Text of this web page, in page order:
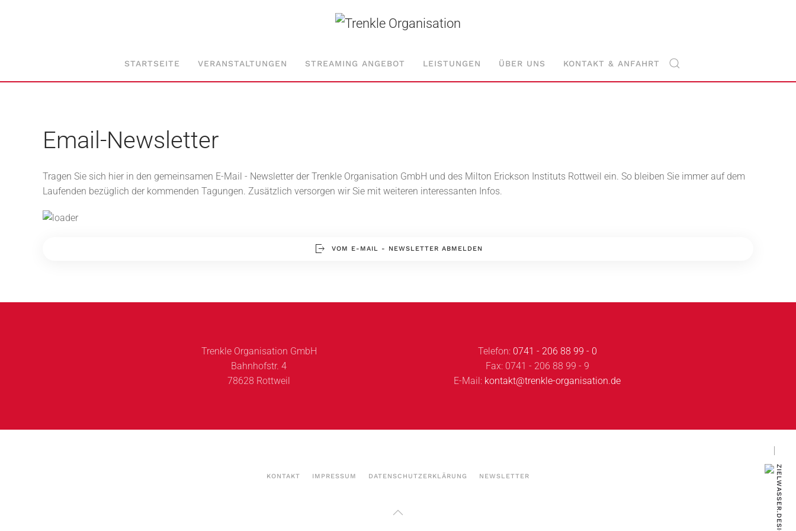
STARTSEITE VERANSTALTUNGEN STREAMING ANGEBOT LEISTUNGEN ÜBER UNS KONTAKT & ANFAHRT
Email-Newsletter
Tragen Sie sich hier in den gemeinsamen E-Mail - Newsletter der Trenkle Organisation GmbH und des Milton Erickson Instituts Rottweil ein. So bleiben Sie immer auf dem
Laufenden bezüglich der kommenden Tagungen. Zusätzlich versorgen wir Sie mit weiteren interessanten Infos.
VOM E-MAIL - NEWSLETTER ABMELDEN
Trenkle Organisation GmbH
Bahnhofstr. 4
78628 Rottweil
Telefon: 0741 - 206 88 99 - 0
Fax: 0741 - 206 88 99 - 9
E-Mail: kontakt@trenkle-organisation.de
KONTAKT IMPRESSUM DATENSCHUTZERKLÄRUNG NEWSLETTER